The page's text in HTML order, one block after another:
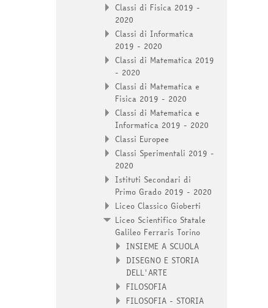
Classi di Fisica 2019 -
2020
Classi di Informatica
2019 - 2020
Classi di Matematica 2019
- 2020
Classi di Matematica e
Fisica 2019 - 2020
Classi di Matematica e
Informatica 2019 - 2020
Classi Europee
Classi Sperimentali 2019 -
2020
Istituti Secondari di
Primo Grado 2019 - 2020
Liceo Classico Gioberti
Liceo Scientifico Statale
Galileo Ferraris Torino
INSIEME A SCUOLA
DISEGNO E STORIA
DELL'ARTE
FILOSOFIA
FILOSOFIA - STORIA